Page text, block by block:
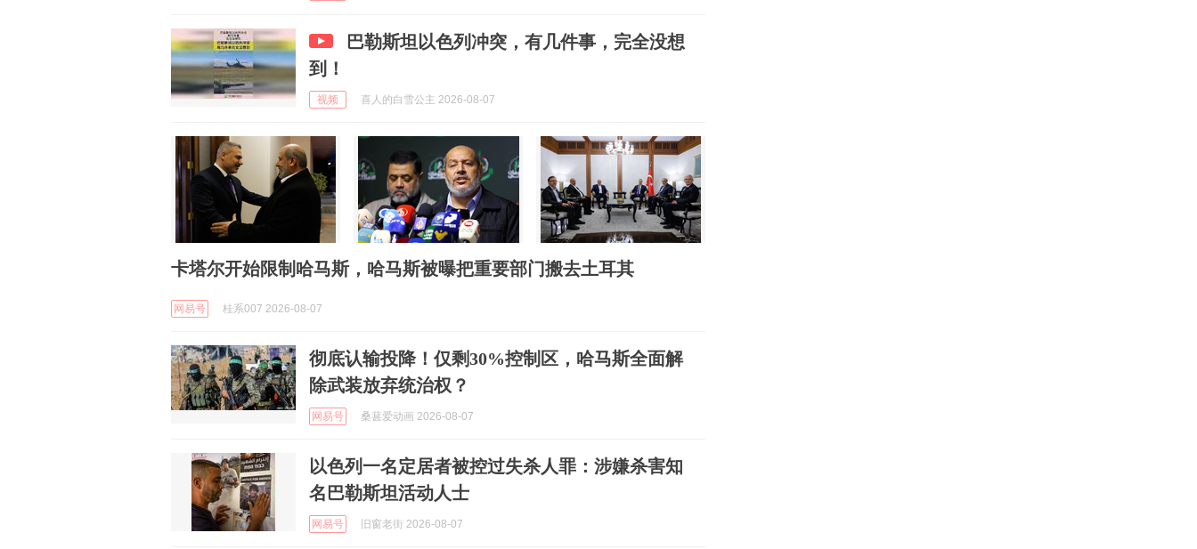
巴勒斯坦以色列冲突，有几件事，完全没想
到！
视频 喜人的白雪公主 2026-08-07
卡塔尔开始限制哈马斯，哈马斯被曝把重要部门搬去土耳其
网易号 桂系007 2026-08-07
彻底认输投降！仅剩30%控制区，哈马斯全面解
除武装放弃统治权？
网易号 桑葚爱动画 2026-08-07
以色列一名定居者被控过失杀人罪：涉嫌杀害知
名巴勒斯坦活动人士
网易号 旧窗老街 2026-08-07